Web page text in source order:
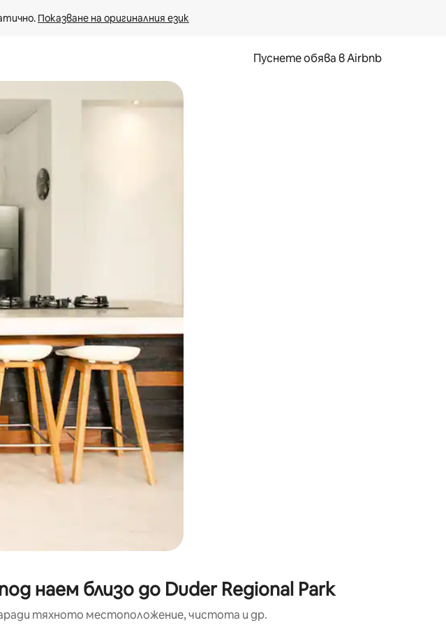
Показване на оригиналния език
Пуснете обява в Airbnb
или навигирайте с докосване или плъзгане.
наем близо до Duder Regional Park
тяхното местоположение, чистота и др.